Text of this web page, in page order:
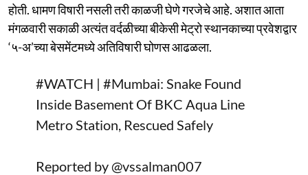
होती. धामण विषारी नसली तरी काळजी घेणे गरजेचे आहे. अशात आता
मंगळवारी सकाळी अत्यंत वर्दळीच्या बीकेसी मेट्रो स्थानकाच्या प्रवेशद्वार
‘५-अ’च्या बेसमेंटमध्ये अतिविषारी घोणस आढळला.
#WATCH | #Mumbai: Snake Found
Inside Basement Of BKC Aqua Line
Metro Station, Rescued Safely
Reported by@vssalman007